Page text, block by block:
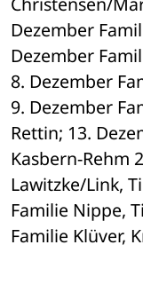
Dezember
Dezember
8. Dezember
9. Dezember
Rettin; 13.
Kasbern-Rehm
Lawitzke/Link,
Familie Nippe,
Familie Klüver,